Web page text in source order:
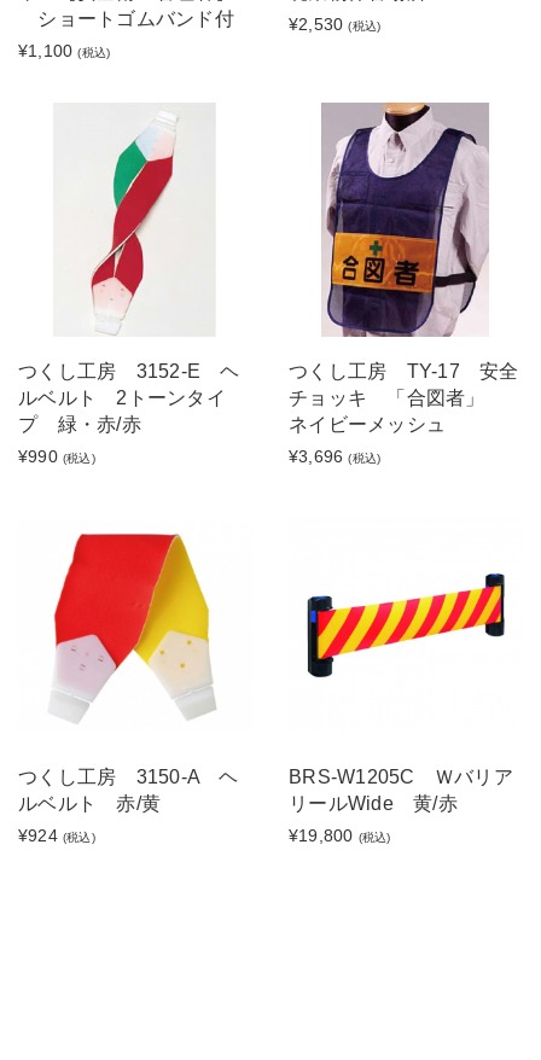
ショートゴムバンド付
¥1,100 (税込)
¥2,530 (税込)
つくし工房 3152-E ヘ
ルベルト 2トーンタイ
プ 緑・赤/赤
¥990 (税込)
つくし工房 TY-17 安全
チョッキ 「合図者」
ネイビーメッシュ
¥3,696 (税込)
つくし工房 3150-A ヘ
ルベルト 赤/黄
¥924 (税込)
BRS-W1205C Ｗバリア
リールWide 黄/赤
¥19,800 (税込)